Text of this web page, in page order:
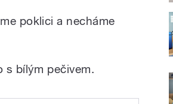
poklici a necháme
s bílým pečivem.